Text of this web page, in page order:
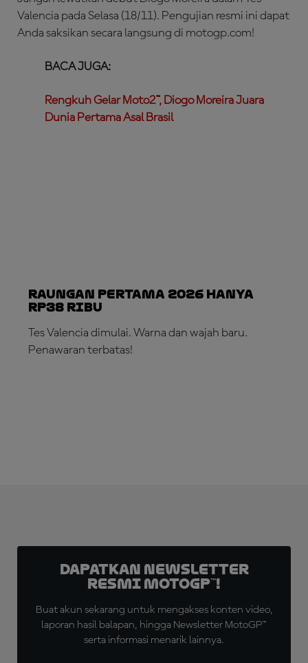
Valencia pada Selasa (18/11). Pengujian resmi ini dapat
Anda saksikan secara langsung di motogp.com!
BACA JUGA:
Rengkuh Gelar Moto2™, Diogo Moreira Juara
Dunia Pertama Asal Brasil
Raungan Pertama 2026 Hanya
Rp38 Ribu
Tes Valencia dimulai. Warna dan wajah baru.
Penawaran terbatas!
Dapatkan Newsletter
Resmi MotoGP™!
Buat akun sekarang untuk mengakses konten video,
laporan hasil balapan, hingga Newsletter MotoGP™
serta informasi menarik lainnya.